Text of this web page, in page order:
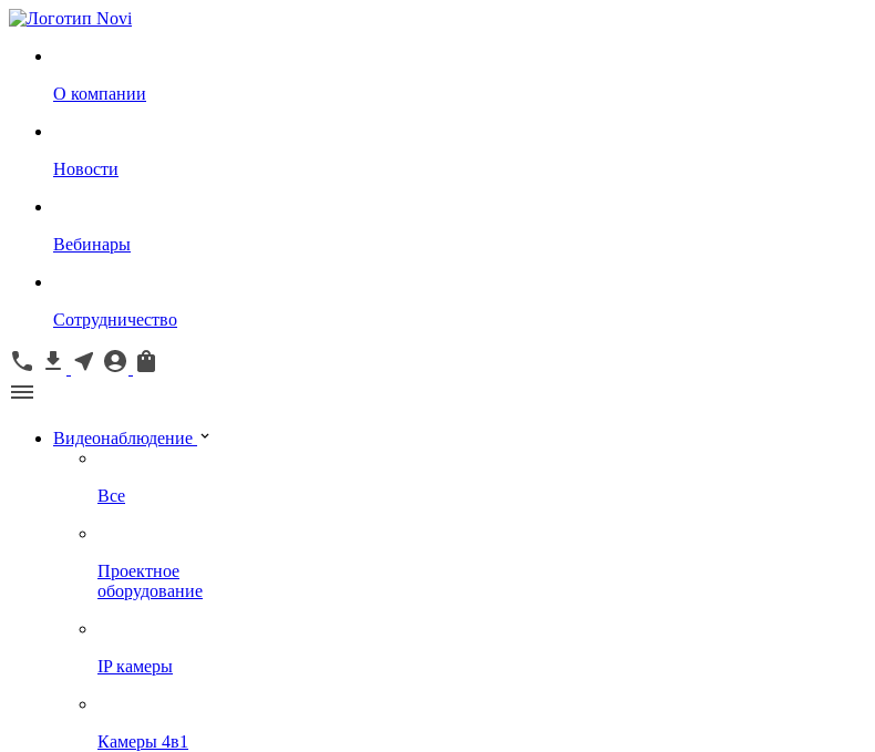
О компании
Новости
Вебинары
Сотрудничество
Видеонаблюдение
Все
Проектное
оборудование
IP камеры
Камеры 4в1